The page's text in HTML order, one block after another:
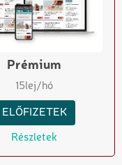
Prémium
15lej/hó
ELŐFIZETEK
Részletek